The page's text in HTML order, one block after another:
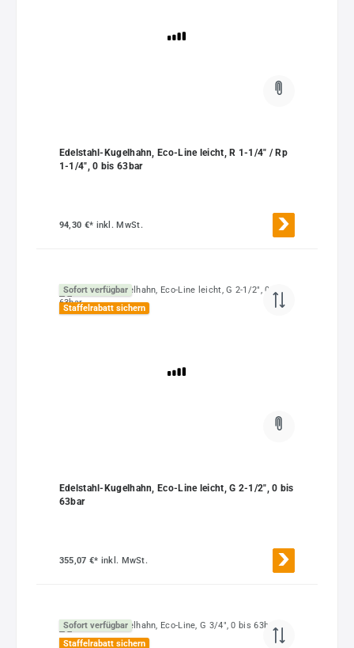
Edelstahl-Kugelhahn, Eco-Line leicht, R 1-1/4" / Rp
1-1/4", 0 bis 63bar
94,30 €* inkl. MwSt.
Sofort verfügbar
Staffelrabatt sichern
Edelstahl-Kugelhahn, Eco-Line leicht, G 2-1/2", 0 bis
63bar
355,07 €* inkl. MwSt.
Sofort verfügbar
Staffelrabatt sichern